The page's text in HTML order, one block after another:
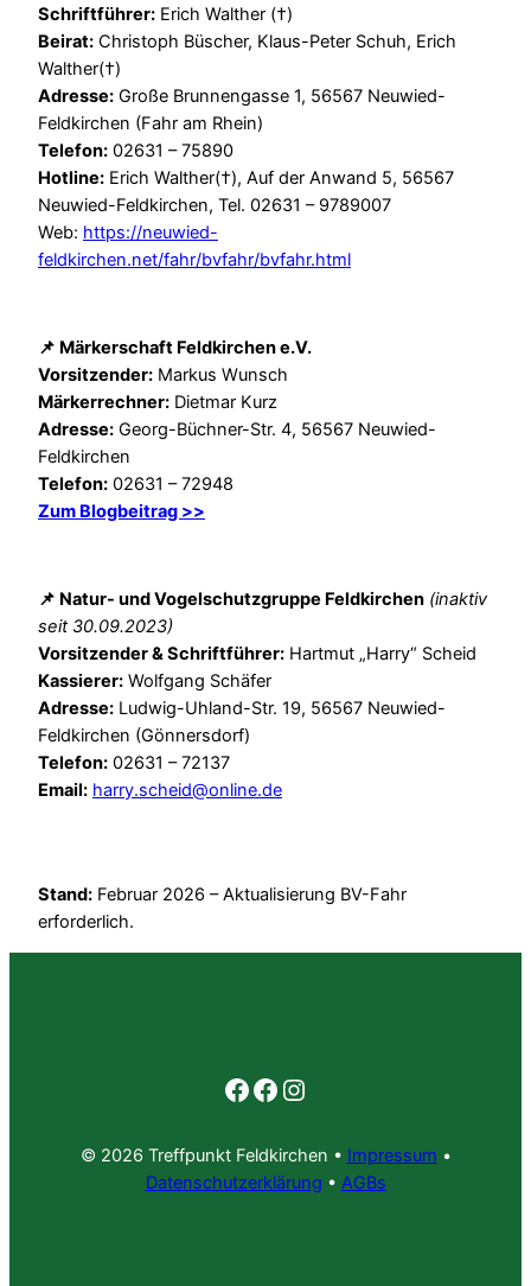
Schriftführer: Erich Walther (†)
Beirat: Christoph Büscher, Klaus-Peter Schuh, Erich
Walther(†)
Adresse: Große Brunnengasse 1, 56567 Neuwied-
Feldkirchen (Fahr am Rhein)
Telefon: 02631 – 75890
Hotline: Erich Walther(†), Auf der Anwand 5, 56567
Neuwied-Feldkirchen, Tel. 02631 – 9789007
Web: https://neuwied-
feldkirchen.net/fahr/bvfahr/bvfahr.html
📌 Märkerschaft Feldkirchen e.V.
Vorsitzender: Markus Wunsch
Märkerrechner: Dietmar Kurz
Adresse: Georg-Büchner-Str. 4, 56567 Neuwied-
Feldkirchen
Telefon: 02631 – 72948
Zum Blogbeitrag >>
📌 Natur- und Vogelschutzgruppe Feldkirchen (inaktiv
seit 30.09.2023)
Vorsitzender & Schriftführer: Hartmut „Harry“ Scheid
Kassierer: Wolfgang Schäfer
Adresse: Ludwig-Uhland-Str. 19, 56567 Neuwied-
Feldkirchen (Gönnersdorf)
Telefon: 02631 – 72137
Email: harry.scheid@online.de
Stand: Februar 2026 – Aktualisierung BV-Fahr
erforderlich.
Facebook
Facebook
Instagram
© 2026 Treffpunkt Feldkirchen • Impressum •
Datenschutzerklärung • AGBs